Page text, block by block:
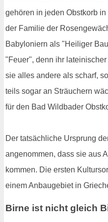
gehören in jeden Obstkorb
der Familie der
Babyloniern als "Heiliger
"Feuer", denn ihr
sie alles andere als scharf,
teils sogar an Sträuchern
für den Bad Wildbader
Der tatsächliche Ursprung
angenommen, dass sie aus
kommen. Die ersten
einem Anbaugebiet in
Birne ist nicht gleich